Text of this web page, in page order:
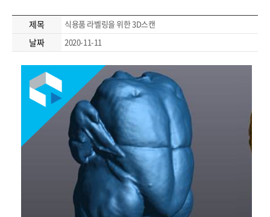
제목 식용품 라벨링을 위한 3D스캔
날짜 2020-11-11